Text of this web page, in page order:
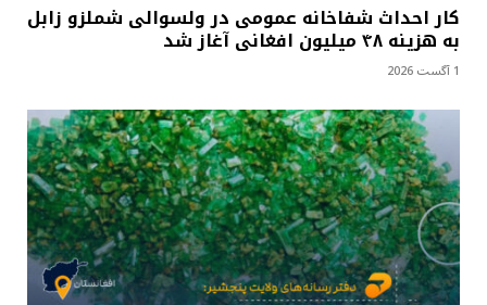
کار احداث شفاخانه عمومی در ولسوالی شملزو زابل
به هزینه ۴۸ میلیون افغانی آغاز شد
1 آگست 2026